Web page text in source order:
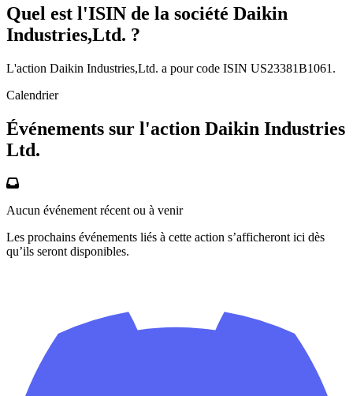
Quel est l'ISIN de la société Daikin
Industries,Ltd. ?
L'action Daikin Industries,Ltd. a pour code ISIN US23381B1061.
Calendrier
Événements sur l'action Daikin Industries
Ltd.
Aucun événement récent ou à venir
Les prochains événements liés à cette action s’afficheront ici dès
qu’ils seront disponibles.